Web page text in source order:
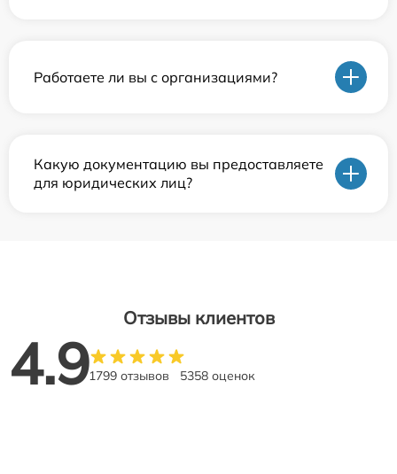
Работаете ли вы с организациями?
Какую документацию вы предоставляете
для юридических лиц?
Отзывы клиентов
4.91799 отзывов 5358 оценок